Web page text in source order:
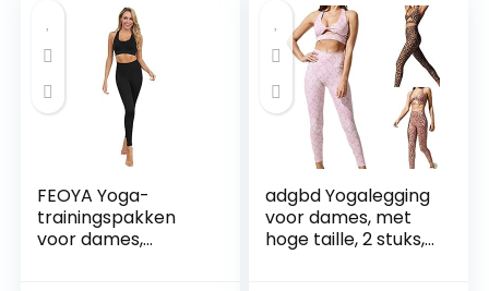
FEOYA Yoga-
trainingspakken
voor dames,
adgbd Yogalegging
voor dames, met
hoge taille, 2 stuks,